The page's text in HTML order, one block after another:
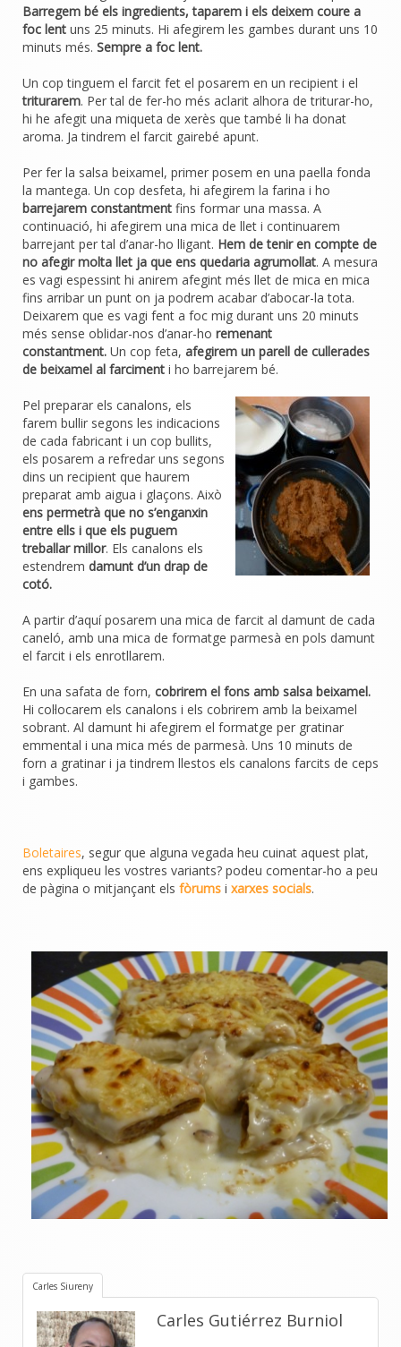
Barregem bé els ingredients, taparem i els deixem coure a
foc lent uns 25 minuts. Hi afegirem les gambes durant uns 10
minuts més. Sempre a foc lent.
Un cop tinguem el farcit fet el posarem en un recipient i el
triturarem. Per tal de fer-ho més aclarit alhora de triturar-ho,
hi he afegit una miqueta de xerès que també li ha donat
aroma. Ja tindrem el farcit gairebé apunt.
Per fer la salsa beixamel, primer posem en una paella fonda
la mantega. Un cop desfeta, hi afegirem la farina i ho
barrejarem constantment fins formar una massa. A
continuació, hi afegirem una mica de llet i continuarem
barrejant per tal d’anar-ho lligant. Hem de tenir en compte de
no afegir molta llet ja que ens quedaria agrumollat. A mesura
es vagi espessint hi anirem afegint més llet de mica en mica
fins arribar un punt on ja podrem acabar d’abocar-la tota.
Deixarem que es vagi fent a foc mig durant uns 20 minuts
més sense oblidar-nos d’anar-ho remenant
constantment. Un cop feta, afegirem un parell de cullerades
de beixamel al farciment i ho barrejarem bé.
Pel preparar els canalons, els
farem bullir segons les indicacions
de cada fabricant i un cop bullits,
els posarem a refredar uns segons
dins un recipient que haurem
preparat amb aigua i glaçons. Això
ens permetrà que no s’enganxin
entre ells i que els puguem
treballar millor. Els canalons els
estendrem damunt d’un drap de
cotó.
A partir d’aquí posarem una mica de farcit al damunt de cada
caneló, amb una mica de formatge parmesà en pols damunt
el farcit i els enrotllarem.
En una safata de forn, cobrirem el fons amb salsa beixamel.
Hi col·locarem els canalons i els cobrirem amb la beixamel
sobrant. Al damunt hi afegirem el formatge per gratinar
emmental i una mica més de parmesà. Uns 10 minuts de
forn a gratinar i ja tindrem llestos els canalons farcits de ceps
i gambes.
Boletaires, segur que alguna vegada heu cuinat aquest plat,
ens expliqueu les vostres variants? podeu comentar-ho a peu
de pàgina o mitjançant els fòrums i xarxes socials.
Carles Siureny
Carles Gutiérrez Burniol